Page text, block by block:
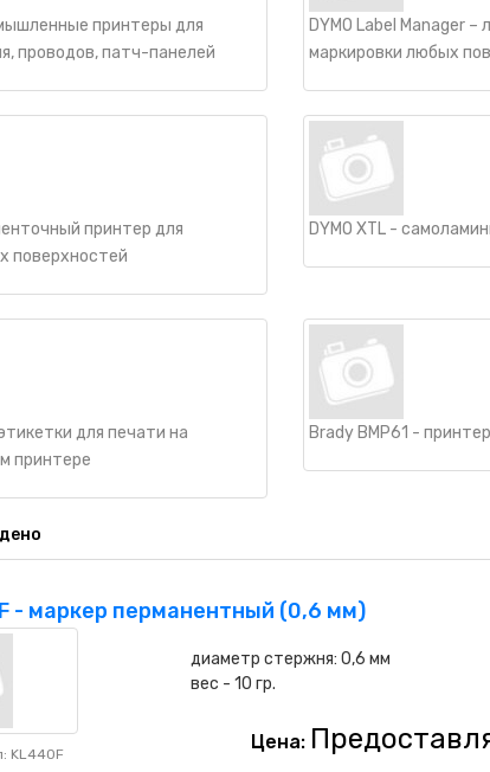
принтеры для
проводов, патч-панелей
DYMO Label Manager
маркировки любых
принтер для
поверхностей
DYMO XTL -
для печати на
принтере
Brady BMP61 -
- маркер перманентный (0,6 мм)
KL440F
диаметр стержня: 0,6 мм
вес - 10 гр.
Цена: